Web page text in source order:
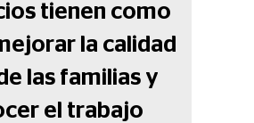
tienen como
la calidad
las familias y
el trabajo